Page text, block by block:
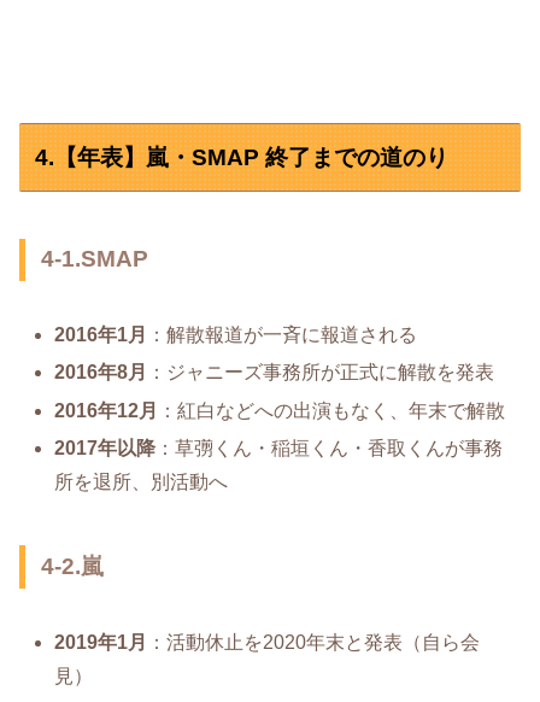
4.【年表】嵐・SMAP 終了までの道のり
4-1.SMAP
2016年1月
：解散報道が一斉に報道される
2016年8月
：ジャニーズ事務所が正式に解散を発表
2016年12月
：紅白などへの出演もなく、年末で解散
2017年以降 ：草彅くん・稲垣くん・香取くんが事務
所を退所、別活動へ
4-2.嵐
2019年1月
：活動休止を2020年末と発表（自ら会
見）